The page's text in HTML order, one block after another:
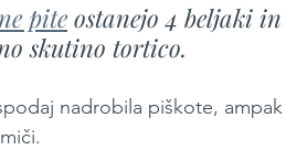
pite ostanejo 4 beljaki
skutino tortico.
nadrobila piškote,